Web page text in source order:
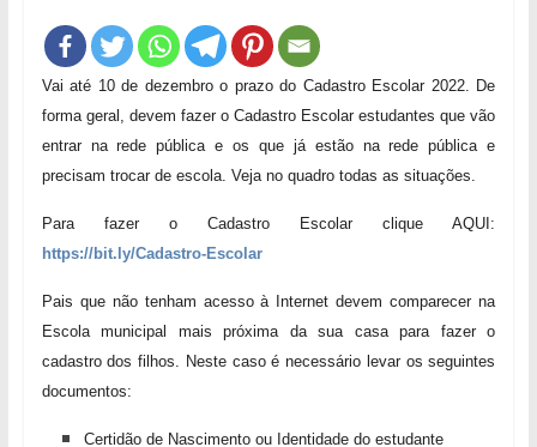
Vai até 10 de dezembro o prazo do Cadastro Escolar 2022. De
forma geral, devem fazer o Cadastro Escolar estudantes que vão
entrar na rede pública e os que já estão na rede pública e
precisam trocar de escola. Veja no quadro todas as situações.
Para fazer o Cadastro Escolar clique AQUI:
https://bit.ly/Cadastro-Escolar
Pais que não tenham acesso à Internet devem comparecer na
Escola municipal mais próxima da sua casa para fazer o
cadastro dos filhos. Neste caso é necessário levar os seguintes
documentos:
Certidão de Nascimento ou Identidade do estudante